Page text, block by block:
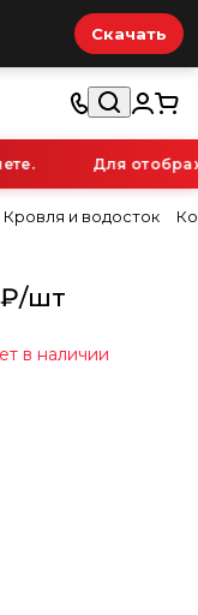
Скачать
Для
Кровля и водосток
₽/шт
в наличии